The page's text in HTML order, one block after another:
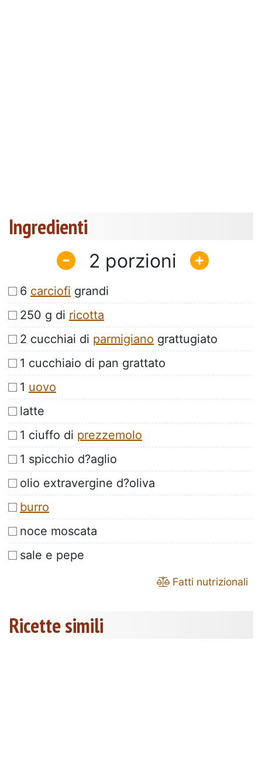
Ingredienti
2
6 carciofi grandi
250 g di ricotta
2 cucchiai di parmigiano grattugiato
1 cucchiaio di pan grattato
1 uovo
latte
1 ciuffo di prezzemolo
1 spicchio d?aglio
olio extravergine d?oliva
burro
noce moscata
sale e pepe
Fatti nutrizionali
Ricette simili